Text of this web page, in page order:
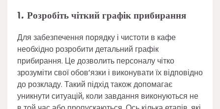
1. Розробіть чіткий графік прибирання
Для забезпечення порядку і чистоти в кафе
необхідно розробити детальний графік
прибирання. Це дозволить персоналу чітко
зрозуміти свої обов’язки і виконувати їх відповідно
до розкладу. Такий підхід також допомагає
уникнути ситуацій, коли завдання виконуються не